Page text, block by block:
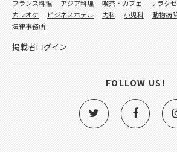
フランス料理
アジア料理 喫茶・カフェ リラク
カラオケ
ビジネスホテル 内科 小児科 動物病
法律事務所
掲載者ログイン
FOLLOW US!